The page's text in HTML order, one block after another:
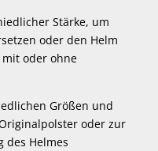
Stärke, um
oder den Helm
oder ohne
Größen und
oder zur
des Helmes